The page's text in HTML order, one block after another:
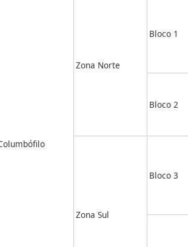
Zona Norte
Bloco 1
Bloco 2
Zona Sul
Bloco 3